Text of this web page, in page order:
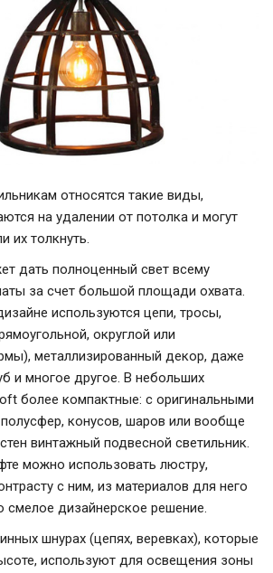
относятся такие виды,
на удалении от потолка и могут
их толкнуть.
дать полноценный свет всему
за счет большой площади охвата.
используются цепи, тросы,
округлой или
металлизированный декор, даже
и многое другое. В небольших
более компактные: с оригинальными
конусов, шаров или вообще
винтажный подвесной светильник.
можно использовать люстру,
с ним, из материалов для него
смелое дизайнерское решение.
шнурах (цепях, веревках), которые
используют для освещения зоны